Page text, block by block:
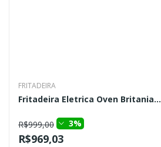
FRITADEIRA
Fritadeira Eletrica Oven Britania...
R$999,00 3%
R$969,03